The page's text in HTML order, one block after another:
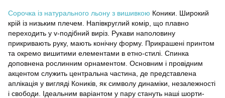
Сорочка із натурального льону з вишивкою Коники. Широкий
крій із низьким плечем. Напівкруглий комір, що плавно
переходить у v-подібний виріз. Рукави наполовину
прикривають руку, мають конічну форму. Прикрашені принтом
та окремо вишитими елементами в етно-стилі. Спинка
доповнена рослинним орнаментом. Основним і провідним
акцентом служить центральна частина, де представлена ​​
аплікація у вигляді Коників, як символу динаміки, незалежності
і свободи. Ідеальним варіантом у пару стануть наші шорти-